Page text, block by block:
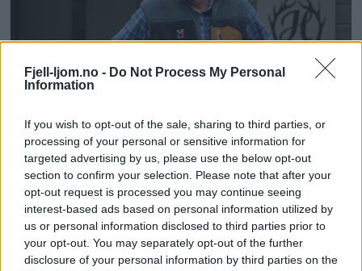
Fjell-ljom.no - Do Not Process My Personal
Information
If you wish to opt-out of the sale, sharing to third parties, or
processing of your personal or sensitive information for
targeted advertising by us, please use the below opt-out
section to confirm your selection. Please note that after your
opt-out request is processed you may continue seeing
interest-based ads based on personal information utilized by
us or personal information disclosed to third parties prior to
your opt-out. You may separately opt-out of the further
disclosure of your personal information by third parties on the
– Aksjebom fra Ren Røros
Per Morten Hoff stiller spørsmål ved om
Ren Røros lovlig kan tvangsinnløse aksjene
til A-aksjonærer som bor utenfor Røros,
eller ikke er strømkunder.